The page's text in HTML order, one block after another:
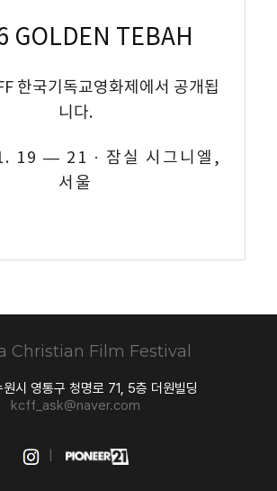
GOLDEN TEBAH
한국기독교영화제에서 공개됩
니다.
19 — 21 · 잠실 시그니엘,
서울
Christian Film Festival
원시 영통구 청명로 71, 5층 더원빌딩
kcff_ask@naver.com